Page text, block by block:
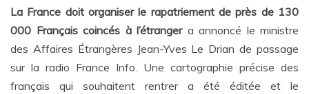
La France doit organiser le rapatriement de près de 130
000 Français coincés à l’étrangera annoncé le ministre
des Affaires Étrangères Jean-Yves Le Drian de passage
sur la radio France Info. Une cartographie précise des
français qui souhaitent rentrer a été éditée et le